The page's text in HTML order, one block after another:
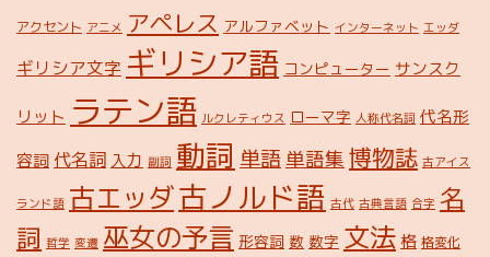
アクセント アニメ アペレス アルファベット インターネット エッダ
ギリシア文字 ギリシア語 コンピューター サンスク
リット ラテン語 ルクレティウス ローマ字 人称代名詞 代名形
容詞 代名詞 入力 副詞 動詞 単語単語集 博物誌 古アイス
ランド語 古エッダ古ノルド語 古代 古典言語 合字 名
詞 哲学 変遷 巫女の予言 形容詞 数 数字 文法 格 格変化